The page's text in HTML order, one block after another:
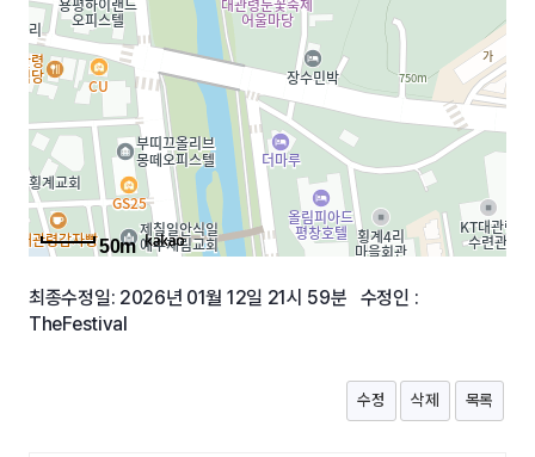
50m
최종수정일: 2026년 01월 12일 21시 59분 수정인 :
TheFestival
수정 삭제 목록